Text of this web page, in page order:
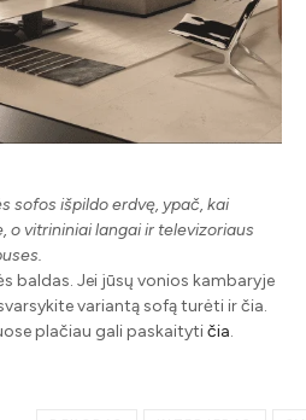
sofos išpildo erdvę, ypač, kai
o vitrininiai langai ir televizoriaus
baldas. Jei jūsų vonios kambaryje
variantą sofą turėti ir čia.
plačiau gali paskaitytičia.